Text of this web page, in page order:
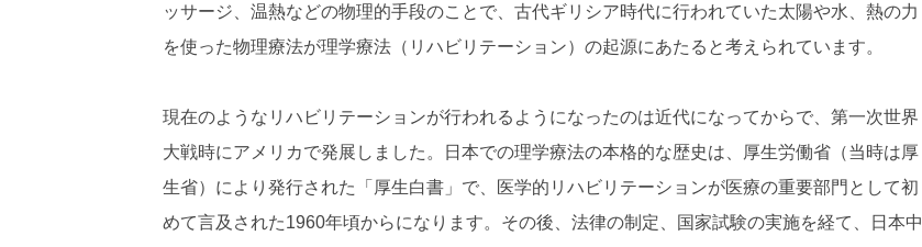
ッサージ、温熱などの物理的手段のことで、古代ギリシア時代に行われていた太陽や水、熱の力
を使った物理療法が理学療法（リハビリテーション）の起源にあたると考えられています。
現在のようなリハビリテーションが行われるようになったのは近代になってからで、第一次世界
大戦時にアメリカで発展しました。日本での理学療法の本格的な歴史は、厚生労働省（当時は厚
生省）により発行された「厚生白書」で、医学的リハビリテーションが医療の重要部門として初
めて言及された1960年頃からになります。その後、法律の制定、国家試験の実施を経て、日本中